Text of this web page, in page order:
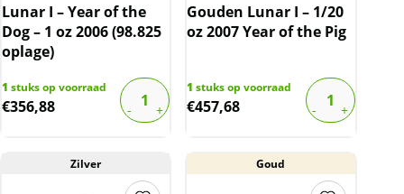
Lunar I – Year of the
Dog – 1 oz 2006 (98.825
oplage)
1 stuks op voorraad
€356,88
Gouden Lunar I – 1/20
oz 2007 Year of the Pig
1 stuks op voorraad
€457,68
Zilver Goud